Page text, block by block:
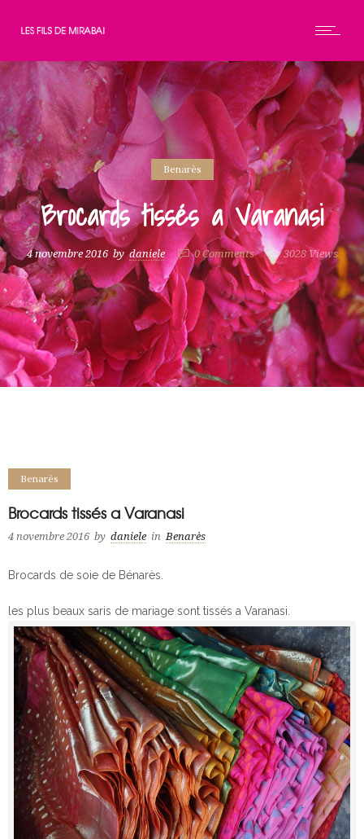
Benarès
Brocards tissés a Varanasi
4 novembre 2016 by daniele 0Comments 3028 Views
Benarès
Brocards tissés a Varanasi
4 novembre 2016 by daniele in Benarès
Brocards de soie de Bénarès.
les plus beaux saris de mariage sont tissés a Varanasi.